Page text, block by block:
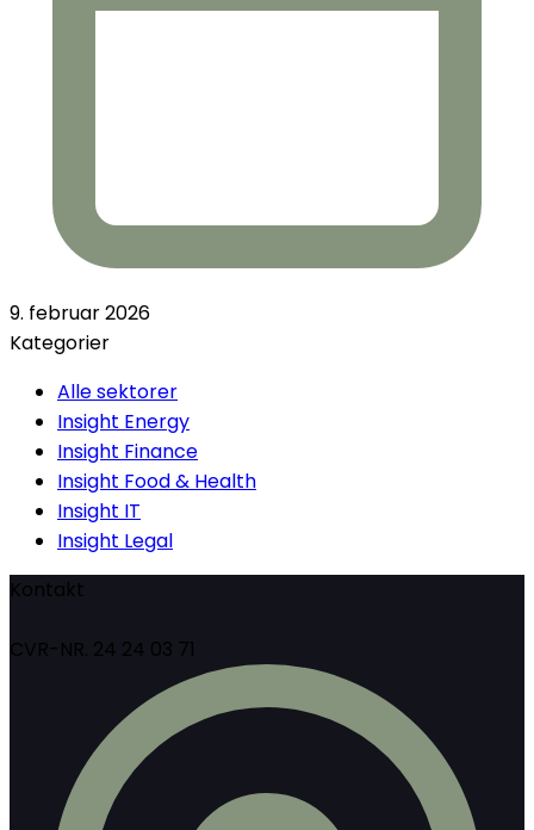
9. februar 2026
Kategorier
Alle sektorer
Insight Energy
Insight Finance
Insight Food & Health
Insight IT
Insight Legal
Kontakt
CVR-NR. 24 24 03 71